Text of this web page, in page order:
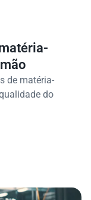
de matéria-
do